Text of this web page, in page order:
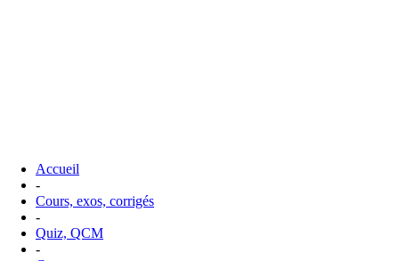
Accueil
-
Cours, exos, corrigés
-
Quiz, QCM
-